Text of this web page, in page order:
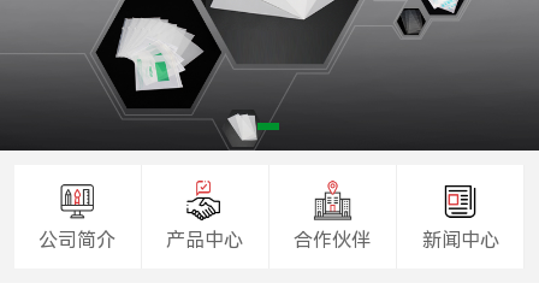
公司简介 产品中心 合作伙伴 新闻中心